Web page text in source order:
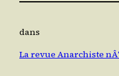
dans
La revue Anarchiste